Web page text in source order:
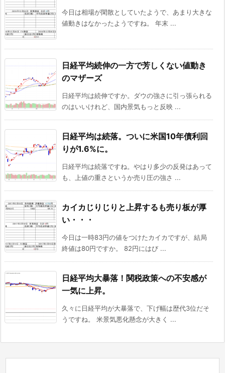
今日は相場が閑散としていたようで、あまり大きな
値動きはなかったようですね。 年末 ...
日経平均続伸の一方で芳しくない値動き
のマザーズ
日経平均は続伸ですか。ダウの強さに引っ張られる
のはいいけれど、国内景気もっと反映 ...
日経平均は続落。ついに米国10年債利回
りが1.6%に。
日経平均は続落ですね。やはり多少の反発はあって
も、上値の重さというか売り圧の強さ ...
カイカじりじりと上昇するも売り板が厚
い・・・
今日は一時83円の値をつけたカイカですが、結局
終値は80円ですか。 82円にはび ...
日経平均大暴落！関税政策への不安感が
一気に上昇。
久々に日経平均が大暴落で、下げ幅は歴代3位だそ
うですね。 米景気悪化懸念が大きく ...